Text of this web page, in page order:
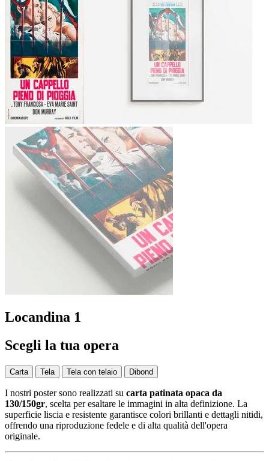
Locandina 1
Scegli la tua opera
Carta Tela Tela con telaio Dibond
I nostri poster sono realizzati su carta patinata opaca da
130/150gr, scelta per esaltare le immagini in alta definizione. La
superficie liscia e resistente garantisce colori brillanti e dettagli nitidi,
offrendo una riproduzione fedele e di alta qualità dell'opera
originale.